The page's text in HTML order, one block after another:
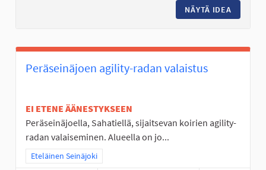
NÄYTÄ IDEA
Peräseinäjoen agility-radan valaistus
EI ETENE ÄÄNESTYKSEEN
Peräseinäjoella, Sahatiellä, sijaitsevan koirien agility-
radan valaiseminen. Alueella on jo...
Rajaa tulokset teeman mukaan: Eteläinen Seinäjoki
Eteläinen Seinäjoki